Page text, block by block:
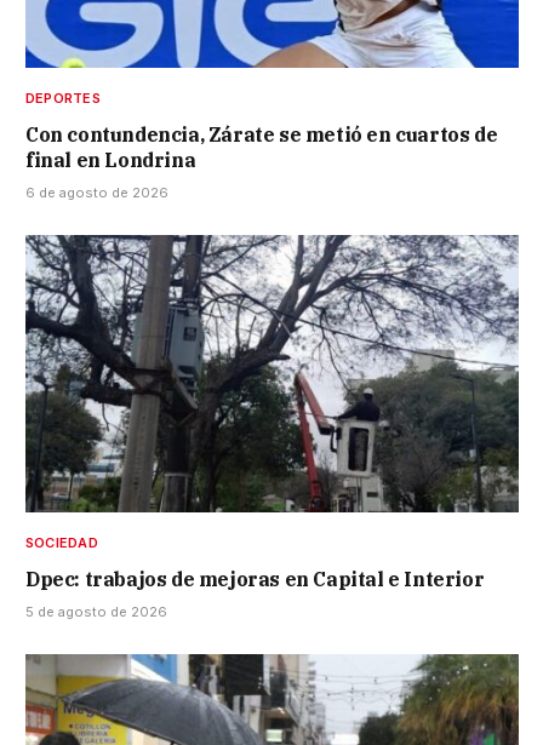
DEPORTES
Con contundencia, Zárate se metió en cuartos de
final en Londrina
6 de agosto de 2026
SOCIEDAD
Dpec: trabajos de mejoras en Capital e Interior
5 de agosto de 2026